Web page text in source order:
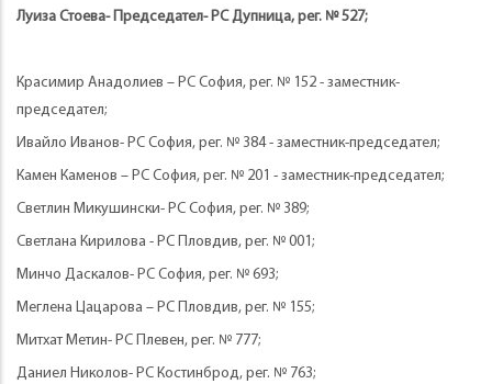
Луиза Стоева- Председател- РС Дупница, рег. № 527;
Красимир Анадолиев – РС София, рег. № 152 - заместник-
председател;
Ивайло Иванов- РС София, рег. № 384 - заместник-председател;
Камен Каменов – РС София, рег. № 201 - заместник-председател;
Светлин Микушински- РС София, рег. № 389;
Светлана Кирилова - РС Пловдив, рег. № 001;
Минчо Даскалов- РС София, рег. № 693;
Меглена Цацарова – РС Пловдив, рег. № 155;
Митхат Метин- РС Плевен, рег. № 777;
Даниел Николов- РС Костинброд, рег. № 763;